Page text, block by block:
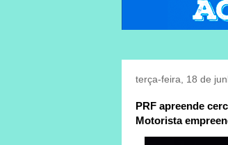
terça-feira, 18 de
PRF apreende
Motorista